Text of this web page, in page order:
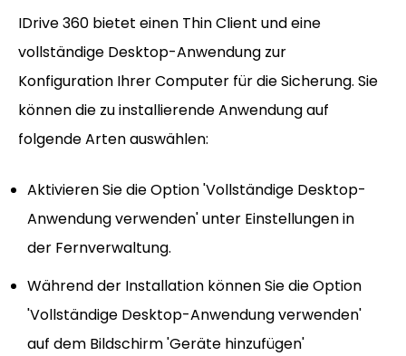
IDrive 360 bietet einen Thin Client und eine
vollständige Desktop-Anwendung zur
Konfiguration Ihrer Computer für die Sicherung. Sie
können die zu installierende Anwendung auf
folgende Arten auswählen:
Aktivieren Sie die Option 'Vollständige Desktop-
Anwendung verwenden' unter Einstellungen in
der Fernverwaltung.
Während der Installation können Sie die Option
'Vollständige Desktop-Anwendung verwenden'
auf dem Bildschirm 'Geräte hinzufügen'